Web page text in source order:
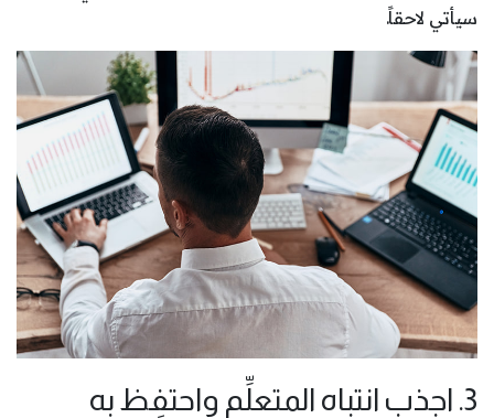
سيأتي لاحقاً.
3. اجذب انتباه المتعلِّم واحتفِظ به